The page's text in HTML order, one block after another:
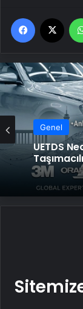
Facebook
Genel
UETDS